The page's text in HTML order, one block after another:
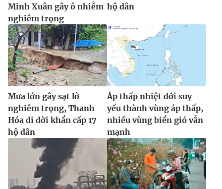
Minh Xuân gây ô nhiễm
nghiêm trọng
hộ dân
Mưa lớn gây sạt lở
nghiêm trọng, Thanh
Hóa di dời khẩn cấp 17
hộ dân
Áp thấp nhiệt đới suy
yếu thành vùng áp thấp,
nhiều vùng biển gió vẫn
mạnh